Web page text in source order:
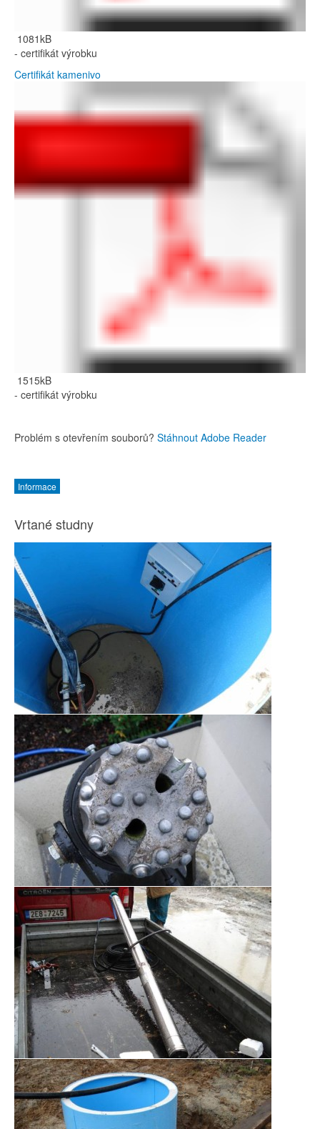
1081kB
- certifikát výrobku
Certifikát kamenivo
1515kB
- certifikát výrobku
Problém s otevřením souborů? Stáhnout Adobe Reader
Informace
Vrtané studny